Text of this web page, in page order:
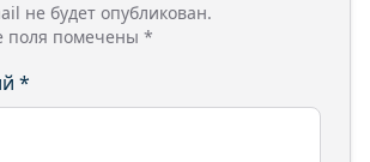
не будет опубликован.
поля помечены *
*